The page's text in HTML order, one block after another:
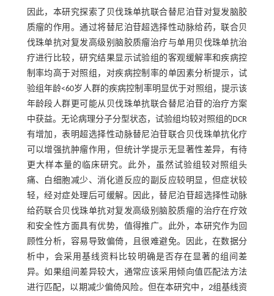
因此，本研究探索了贝伐珠单抗联合替尼泊苷对复发脑胶
质瘤的作用。通过将替尼泊苷超选择性动脉给药，联合贝
伐珠单抗对复发高级别脑胶质瘤治疗与单用贝伐珠单抗治
疗进行比较，研究结果显示试验组的客观缓解率和疾病控
制率均高于对照组，对疾病控制率的单因素分析提示，试
验组年龄<60岁人群的疾病控制率明显优于对照组，提示该
年龄段人群更可能从贝伐珠单抗联合替尼泊苷的治疗方案
中获益。无论病理分子分型状态，试验组均较对照组的DCR
有增加，表明超选择性动脉替尼泊苷联合贝伐珠单抗化疗
可以增强抗肿瘤作用，但统计学提示无显著性差异，有待
更大样本量的临床研究。此外，虽然试验组较对照组头
痛、白细胞减少、消化道反应的副反应较明显，但症状较
轻，经对症处理后可缓解。因此，替尼泊苷超选择性动脉
给药联合贝伐珠单抗对复发高级别脑胶质瘤的治疗在疗效
和安全性方面具有优势，值得推广。此外，本研究作为回
顾性分析，容易导致偏倚，且很难避免。因此，在数据分
析中，会采用基线资料比较明确是否存在显著的组间差
异。如果组间差异较大，通常应该采用倾向值匹配法方法
进行匹配，以期减少偏倚风险。但在本研究中，2组基线资